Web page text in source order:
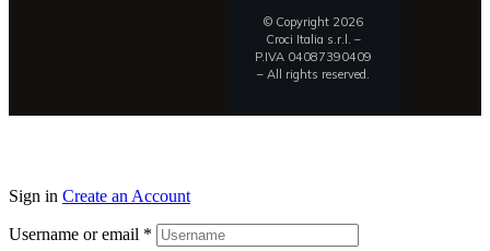
© Copyright 2026
Croci Italia s.r.l. –
P.IVA 04087390409
– All rights reserved.
Sign in Create an Account
Username or email *